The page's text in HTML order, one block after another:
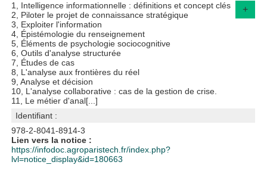
1, Intelligence informationnelle : définitions et concept clés
2, Piloter le projet de connaissance stratégique
3, Exploiter l'information
4, Épistémologie du renseignement
5, Éléments de psychologie sociocognitive
6, Outils d'analyse structurée
7, Études de cas
8, L'analyse aux frontières du réel
9, Analyse et décision
10, L'analyse collaborative : cas de la gestion de crise.
11, Le métier d'anal[...]
+
Identifiant :
978-2-8041-8914-3
Lien vers la notice :
https://infodoc.agroparistech.fr/index.php?
lvl=notice_display&id=180663